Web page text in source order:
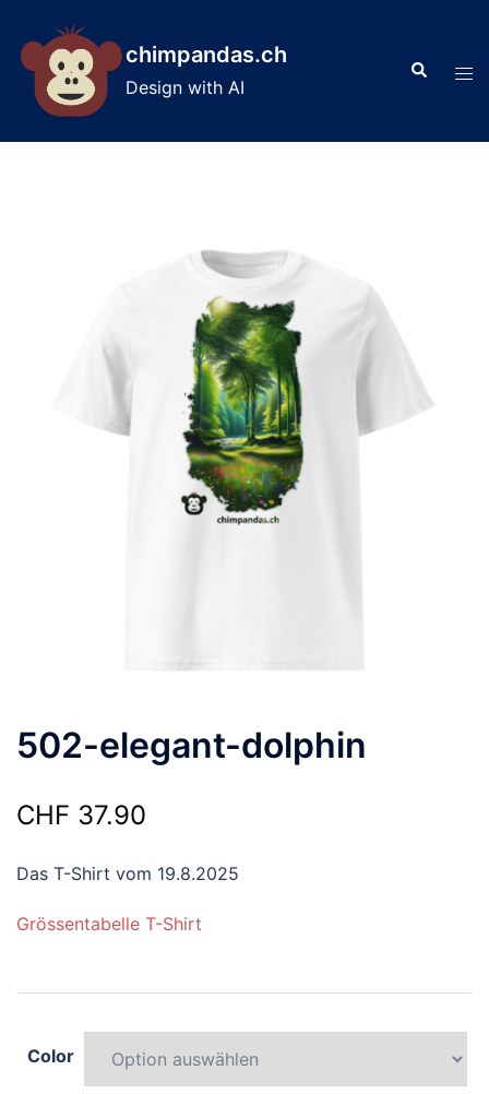
content
chimpandas.ch
Design with AI
Search
502-elegant-dolphin
CHF 37.90
Das T-Shirt vom 19.8.2025
Grössentabelle T-Shirt
Color